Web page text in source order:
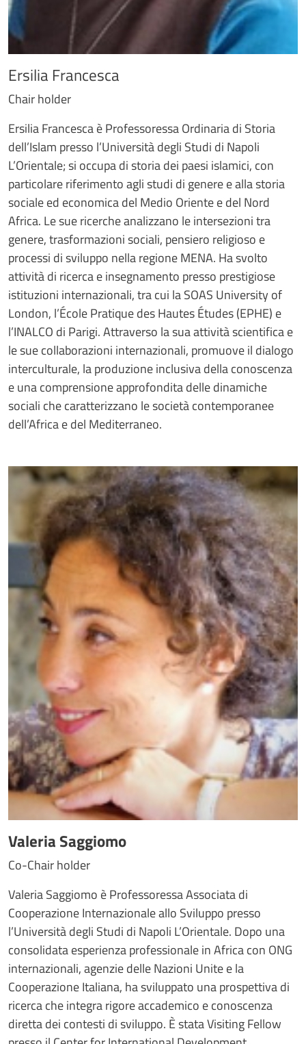
Ersilia Francesca
Chair holder
Ersilia Francesca è Professoressa Ordinaria di Storia
dell’Islam presso l’Università degli Studi di Napoli
L’Orientale; si occupa di storia dei paesi islamici, con
particolare riferimento agli studi di genere e alla storia
sociale ed economica del Medio Oriente e del Nord
Africa. Le sue ricerche analizzano le intersezioni tra
genere, trasformazioni sociali, pensiero religioso e
processi di sviluppo nella regione MENA. Ha svolto
attività di ricerca e insegnamento presso prestigiose
istituzioni internazionali, tra cui la SOAS University of
London, l’École Pratique des Hautes Études (EPHE) e
l’INALCO di Parigi. Attraverso la sua attività scientifica e
le sue collaborazioni internazionali, promuove il dialogo
interculturale, la produzione inclusiva della conoscenza
e una comprensione approfondita delle dinamiche
sociali che caratterizzano le società contemporanee
dell’Africa e del Mediterraneo.
Immagine
Valeria Saggiomo
Co-Chair holder
Valeria Saggiomo è Professoressa Associata di
Cooperazione Internazionale allo Sviluppo presso
l’Università degli Studi di Napoli L’Orientale. Dopo una
consolidata esperienza professionale in Africa con ONG
internazionali, agenzie delle Nazioni Unite e la
Cooperazione Italiana, ha sviluppato una prospettiva di
ricerca che integra rigore accademico e conoscenza
diretta dei contesti di sviluppo. È stata Visiting Fellow